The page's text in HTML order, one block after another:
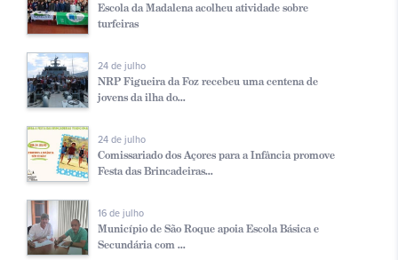
Escola da Madalena acolheu atividade sobre
turfeiras
24 de julho
NRP Figueira da Foz recebeu uma centena de
jovens da ilha do...
24 de julho
Comissariado dos Açores para a Infância promove
Festa das Brincadeiras...
16 de julho
Município de São Roque apoia Escola Básica e
Secundária com ...